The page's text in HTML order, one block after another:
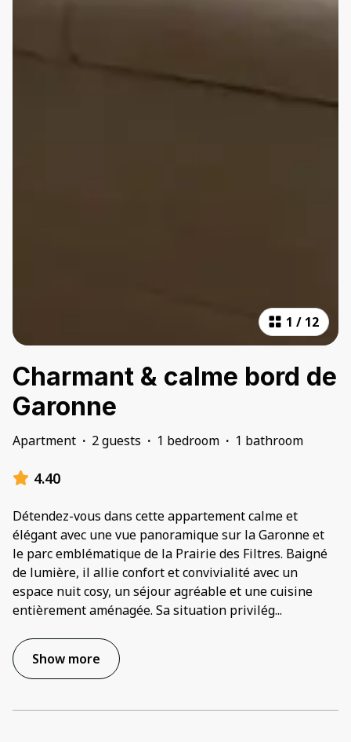
1 / 12
Charmant & calme bord de
Garonne
Apartment · 2 guests · 1 bedroom · 1 bathroom
4.40
Détendez-vous dans cette appartement calme et
élégant avec une vue panoramique sur la Garonne et
le parc emblématique de la Prairie des Filtres. Baigné
de lumière, il allie confort et convivialité avec un
espace nuit cosy, un séjour agréable et une cuisine
entièrement aménagée. Sa situation privilég...
Show more